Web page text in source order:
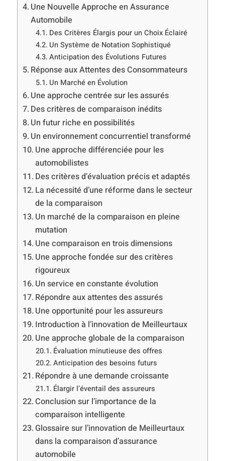
Une Nouvelle Approche en Assurance
Automobile
Des Critères Élargis pour un Choix Éclairé
Un Système de Notation Sophistiqué
Anticipation des Évolutions Futures
Réponse aux Attentes des Consommateurs
Un Marché en Évolution
Une approche centrée sur les assurés
Des critères de comparaison inédits
Un futur riche en possibilités
Un environnement concurrentiel transformé
Une approche différenciée pour les
automobilistes
Des critères d’évaluation précis et adaptés
La nécessité d’une réforme dans le secteur
de la comparaison
Un marché de la comparaison en pleine
mutation
Une comparaison en trois dimensions
Une approche fondée sur des critères
rigoureux
Un service en constante évolution
Répondre aux attentes des assurés
Une opportunité pour les assureurs
Introduction à l’innovation de Meilleurtaux
Une approche globale de la comparaison
Évaluation minutieuse des offres
Anticipation des besoins futurs
Répondre à une demande croissante
Élargir l’éventail des assureurs
Conclusion sur l’importance de la
comparaison intelligente
Glossaire sur l’innovation de Meilleurtaux
dans la comparaison d’assurance
automobile